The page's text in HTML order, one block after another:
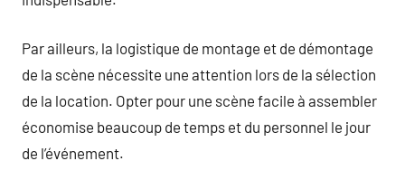
Par ailleurs, la logistique de montage et de démontage
de la scène nécessite une attention lors de la sélection
de la location. Opter pour une scène facile à assembler
économise beaucoup de temps et du personnel le jour
de l’événement.